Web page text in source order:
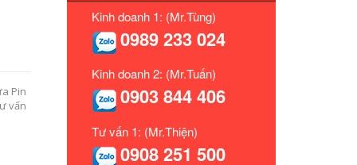
Pin
vấn
Kinh doanh 1: (Mr.Tùng)
0989 233 024
Kinh doanh 2: (Mr.Tuấn)
0903 844 406
Tư vấn 1: (Mr.Thiện)
0908 251 500